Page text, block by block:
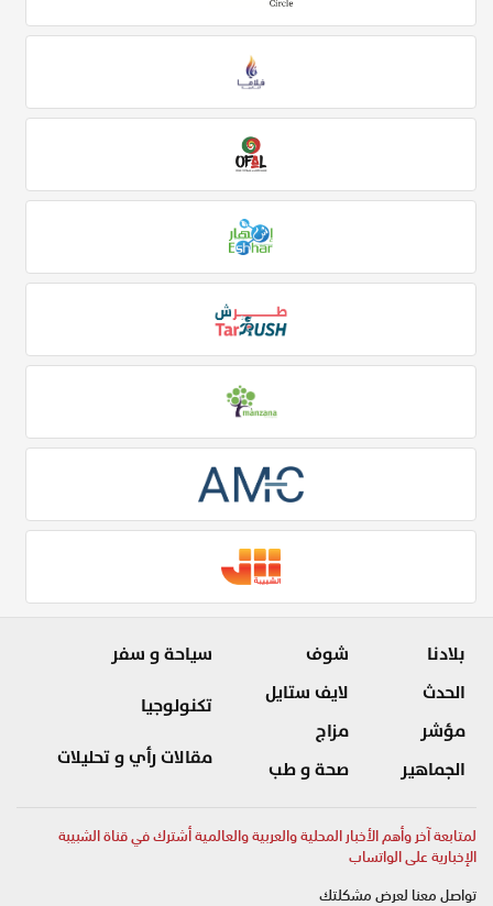
بلادنا
الحدث
مؤشر
الجماهير
شوف
لايف ستايل
مزاج
صحة و طب
سياحة و سفر
تكنولوجيا
مقالات رأي و تحليلات
لمتابعة آخر وأهم الأخبار المحلية والعربية والعالمية أشترك في قناة الشبيبة
الإخبارية على الواتساب
تواصل معنا لعرض مشكلتك